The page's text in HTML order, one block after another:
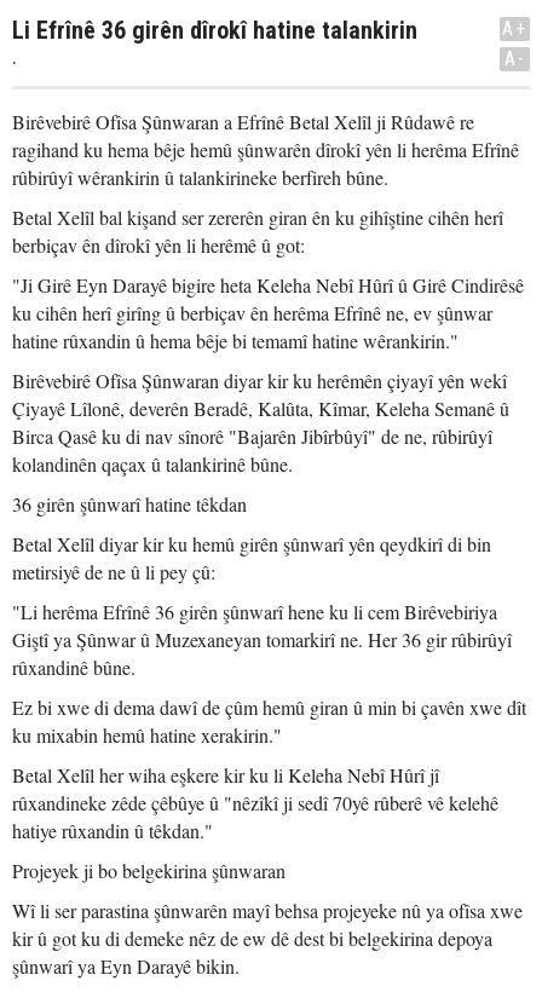
Li Efrînê 36 girên dîrokî hatine talankirin
.
A+
A-
Birêvebirê Ofîsa Şûnwaran a Efrînê Betal Xelîl ji Rûdawê re
ragihand ku hema bêje hemû şûnwarên dîrokî yên li herêma Efrînê
rûbirûyî wêrankirin û talankirineke berfireh bûne.
Betal Xelîl bal kişand ser zererên giran ên ku gihîştine cihên herî
berbiçav ên dîrokî yên li herêmê û got:
"Ji Girê Eyn Darayê bigire heta Keleha Nebî Hûrî û Girê Cindirêsê
ku cihên herî girîng û berbiçav ên herêma Efrînê ne, ev şûnwar
hatine rûxandin û hema bêje bi temamî hatine wêrankirin."
Birêvebirê Ofîsa Şûnwaran diyar kir ku herêmên çiyayî yên wekî
Çiyayê Lîlonê, deverên Beradê, Kalûta, Kîmar, Keleha Semanê û
Birca Qasê ku di nav sînorê "Bajarên Jibîrbûyî" de ne, rûbirûyî
kolandinên qaçax û talankirinê bûne.
36 girên şûnwarî hatine têkdan
Betal Xelîl diyar kir ku hemû girên şûnwarî yên qeydkirî di bin
metirsiyê de ne û li pey çû:
"Li herêma Efrînê 36 girên şûnwarî hene ku li cem Birêvebiriya
Giştî ya Şûnwar û Muzexaneyan tomarkirî ne. Her 36 gir rûbirûyî
rûxandinê bûne.
Ez bi xwe di dema dawî de çûm hemû giran û min bi çavên xwe dît
ku mixabin hemû hatine xerakirin."
Betal Xelîl her wiha eşkere kir ku li Keleha Nebî Hûrî jî
rûxandineke zêde çêbûye û "nêzîkî ji sedî 70yê rûberê vê kelehê
hatiye rûxandin û têkdan."
Projeyek ji bo belgekirina şûnwaran
Wî li ser parastina şûnwarên mayî behsa projeyeke nû ya ofîsa xwe
kir û got ku di demeke nêz de ew dê dest bi belgekirina depoya
şûnwarî ya Eyn Darayê bikin.